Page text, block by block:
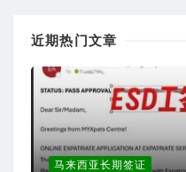
近期热门文章
马来西亚长期签证